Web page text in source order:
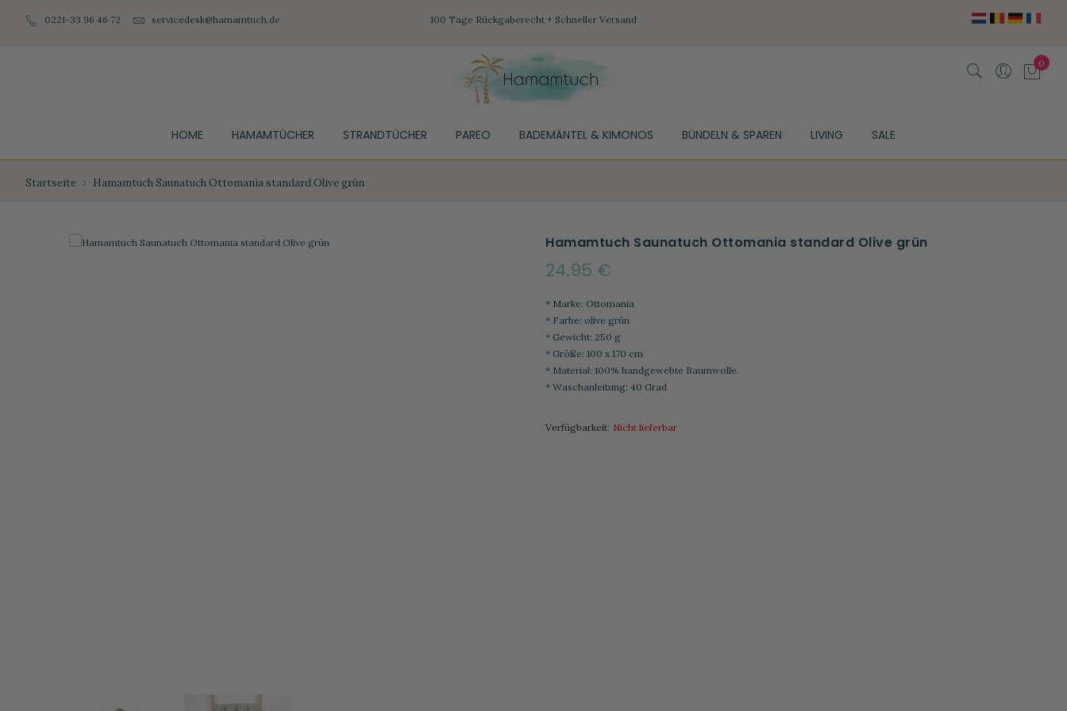
0221-33 96 46 72 servicedesk@hamamtuch.de 100 Tage Rückgaberecht + Schneller Versand
HOME HAMAMTÜCHER STRANDTÜCHER PAREO BADEMÄNTEL & KIMONOS BÜNDELN & SPAREN LIVING SALE
Startseite Hamamtuch Saunatuch Ottomania standard Olive grün
Hamamtuch Saunatuch Ottomania standard Olive grün
24.95 €
* Marke: Ottomania
* Farbe: olive grün
* Gewicht: 250 g
* Größe: 100 x 170 cm
* Material: 100% handgewebte Baumwolle.
* Waschanleitung: 40 Grad
Verfügbarkeit: Nicht lieferbar